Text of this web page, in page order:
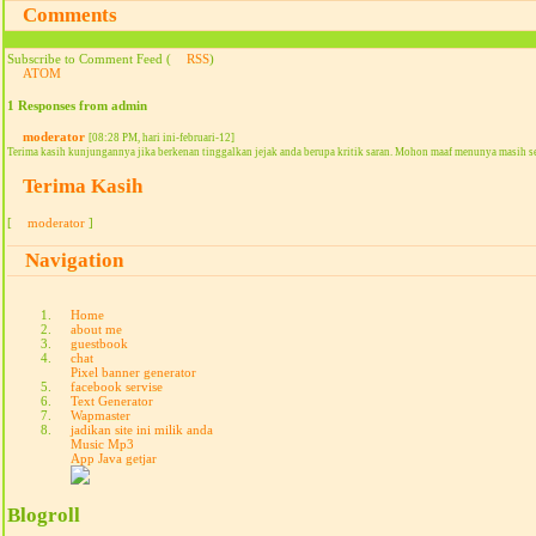
Comments
Subscribe to Comment Feed ( RSS)
ATOM
1 Responses from admin
moderator [08:28 PM, hari ini-februari-12]
Terima kasih kunjungannya jika berkenan tinggalkan jejak anda berupa kritik saran. Mohon maaf menunya masih
Terima Kasih
[ moderator ]
Navigation
Home
about me
guestbook
chat
Pixel banner generator
facebook servise
Text Generator
Wapmaster
jadikan site ini milik anda
Music Mp3
App Java getjar
Blogroll